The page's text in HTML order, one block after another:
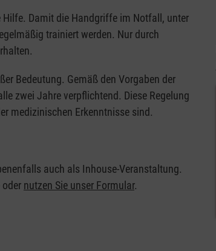
Hilfe. Damit die Handgriffe im Notfall, unter
trainiert werden. Nur durch
Bedeutung. Gemäß den Vorgaben der
zwei Jahre verpflichtend. Diese Regelung
medizinischen Erkenntnisse sind.
auch als Inhouse-Veranstaltung.
nutzen Sie unser Formular.